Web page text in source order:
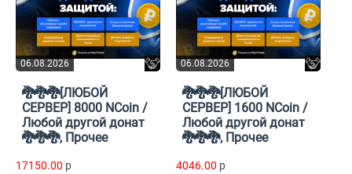
06.08.2026
🐉🐉🐉[ЛЮБОЙ
СЕРВЕР] 8000 NCoin /
Любой другой донат
🐉🐉🐉, Прочее
17150.00 p
06.08.2026
🐉🐉🐉[ЛЮБОЙ
СЕРВЕР] 1600 NCoin /
Любой другой донат
🐉🐉🐉, Прочее
4046.00 p